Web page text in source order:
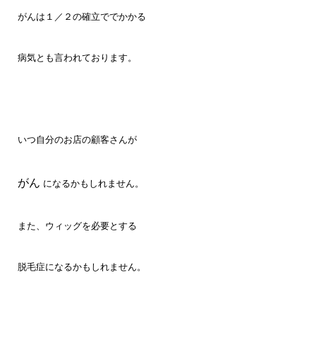
がんは１／２の確立ででかかる
病気とも言われております。
いつ自分のお店の顧客さんが
がん になるかもしれません。
また、ウィッグを必要とする
脱毛症になるかもしれません。